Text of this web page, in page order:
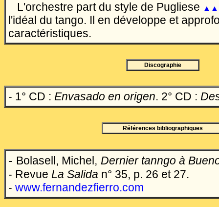
L'orchestre part du style de Pugliese ▲▲
l'idéal du tango. Il en développe et
caractéristiques.
Discographie
- 1° CD : Envasado en origen. 2° CD :
Références bibliographiques
- Bolasell, Michel, Dernier tanngo à
- Revue La Salida n° 35, p. 26 et 27.
- www.fernandezfierro.com